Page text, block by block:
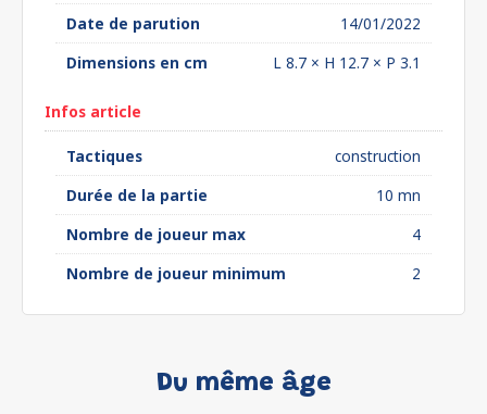
Date de parution
14/01/2022
Dimensions en cm
L 8.7 × H 12.7 × P 3.1
Infos article
Tactiques
construction
Durée de la partie
10 mn
Nombre de joueur max
4
Nombre de joueur minimum
2
Du même âge